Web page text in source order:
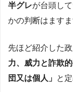
半グレが台頭し
かの判断はます
先ほど紹介した
力、威力と詐欺
団又は個人」 と